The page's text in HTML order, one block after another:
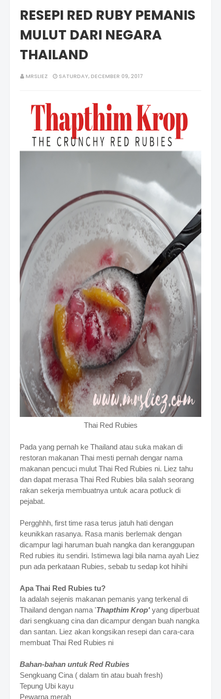
RESEPI RED RUBY PEMANIS
MULUT DARI NEGARA
THAILAND
MRSLIEZ SATURDAY, DECEMBER 09, 2017
Thai Red Rubies
Pada yang pernah ke Thailand atau suka makan di
restoran makanan Thai mesti pernah dengar nama
makanan pencuci mulut Thai Red Rubies ni. Liez tahu
dan dapat merasa Thai Red Rubies bila salah seorang
rakan sekerja membuatnya untuk acara potluck di
pejabat.
Pergghhh, first time rasa terus jatuh hati dengan
keunikkan rasanya. Rasa manis berlemak dengan
dicampur lagi haruman buah nangka dan keranggupan
Red rubies itu sendiri. Istimewa lagi bila nama ayah Liez
pun ada perkataan Rubies, sebab tu sedap kot hihihi
Apa Thai Red Rubies tu?
Ia adalah sejenis makanan pemanis yang terkenal di
Thailand dengan nama 'Thapthim Krop' yang diperbuat
dari sengkuang cina dan dicampur dengan buah nangka
dan santan. Liez akan kongsikan resepi dan cara-cara
membuat Thai Red Rubies ni
Bahan-bahan untuk Red Rubies
Sengkuang Cina ( dalam tin atau buah fresh)
Tepung Ubi kayu
Pewarna merah